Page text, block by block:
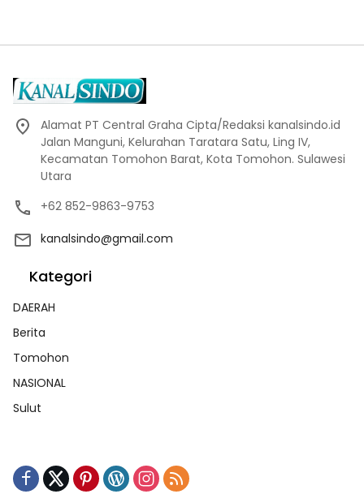
Alamat PT Central Graha Cipta/Redaksi kanalsindo.id
Jalan Manguni, Kelurahan Taratara Satu, Ling IV,
Kecamatan Tomohon Barat, Kota Tomohon. Sulawesi
Utara
+62 852-9863-9753
kanalsindo@gmail.com
Kategori
DAERAH
Berita
Tomohon
NASIONAL
Sulut